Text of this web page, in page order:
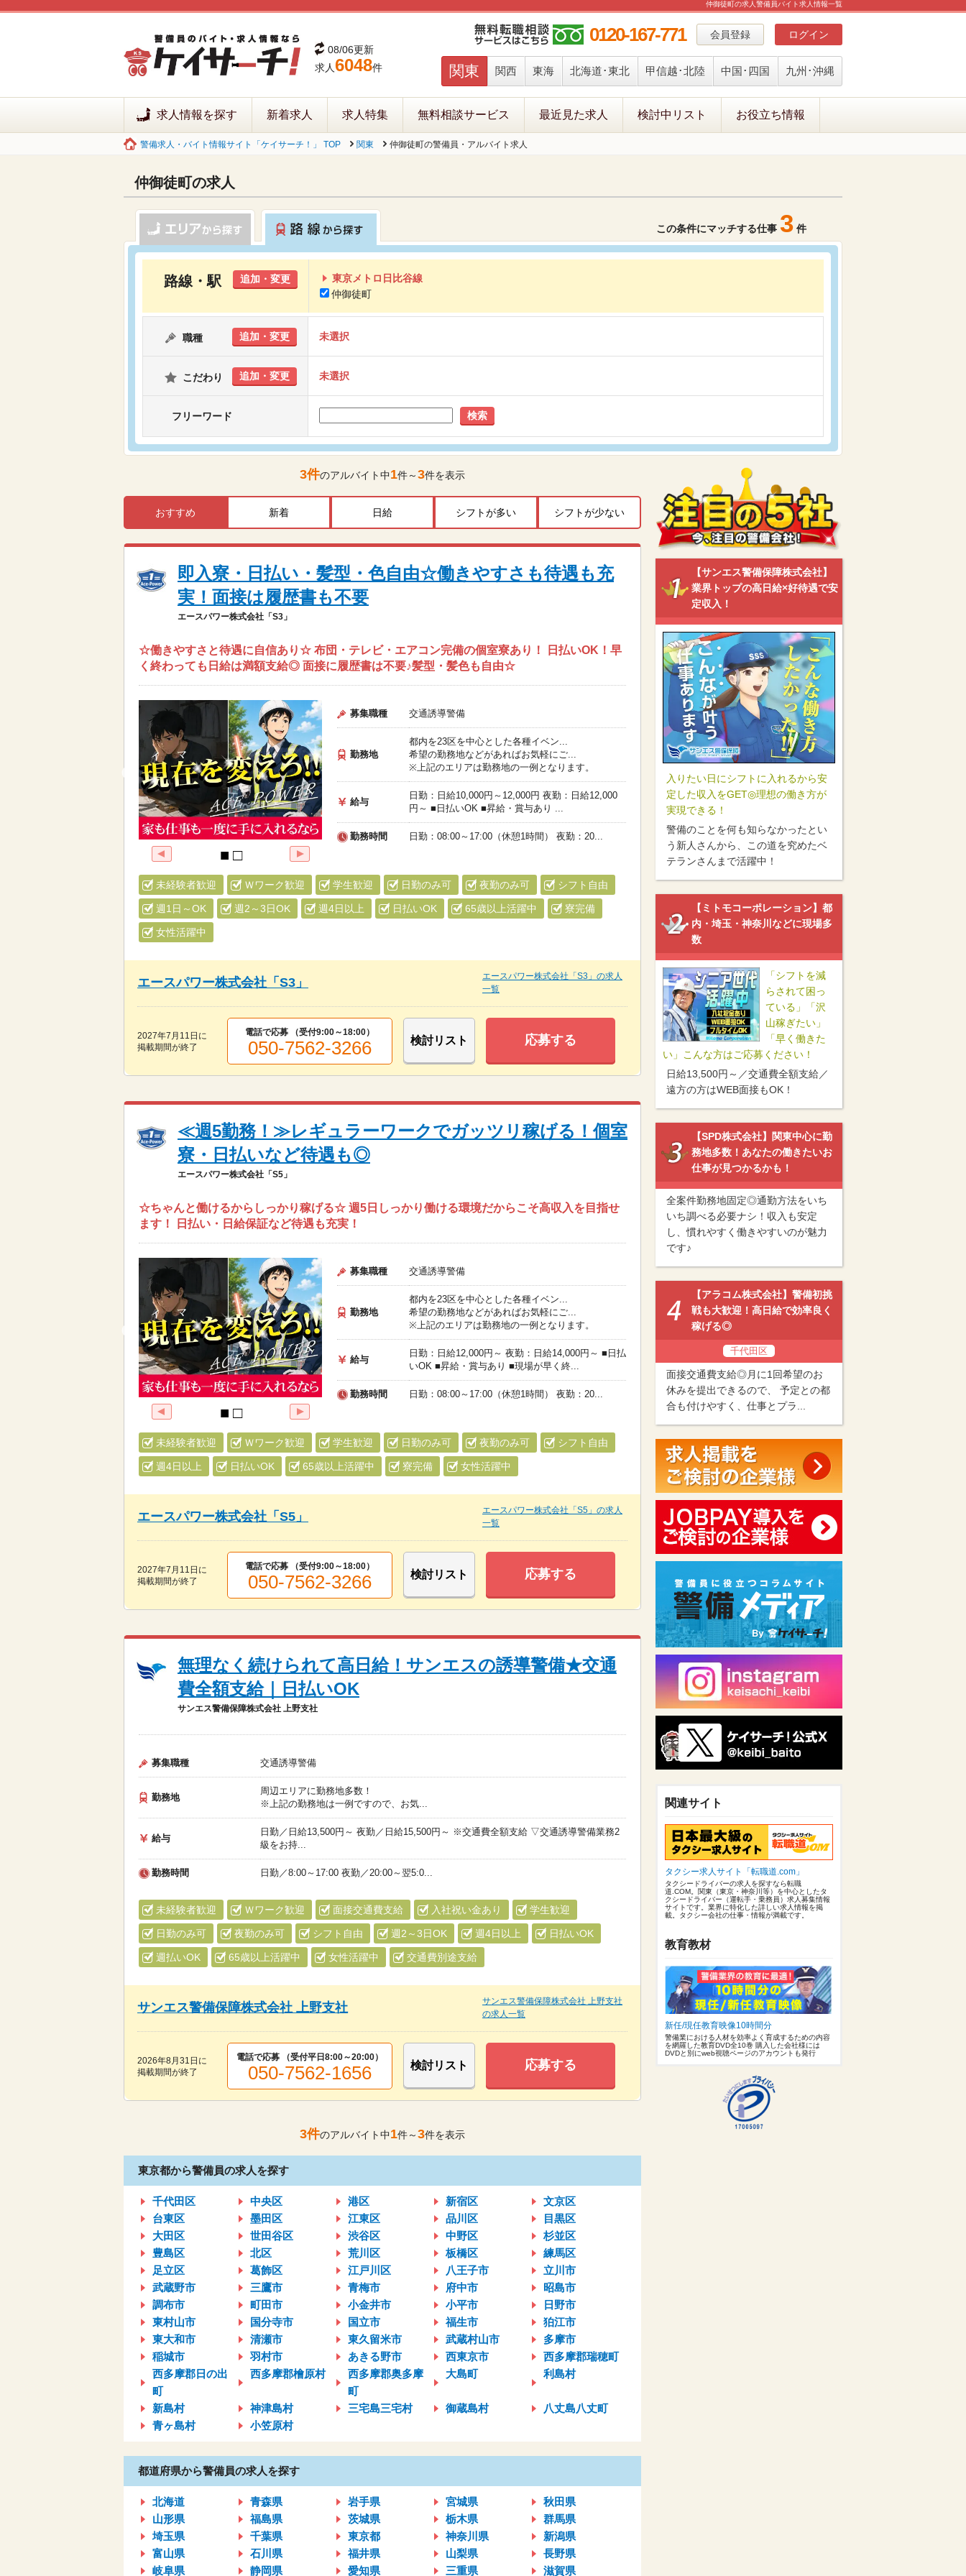
仲御徒町の求人警備員バイト求人情報一覧
08/06更新
求人6048件
会員登録 ログイン
0120-167-771
関東 関西 東海 北海道･東北 甲信越･北陸 中国･四国 九州･沖縄
求人情報を探す 新着求人 求人特集 無料相談サービス 最近見た求人 検討中リスト お役立ち情報
警備求人・バイト情報サイト「ケイサーチ！」 TOP 関東 仲御徒町の警備員・アルバイト求人
仲御徒町の求人
この条件にマッチする仕事 3 件
路線・駅 追加・変更
東京メトロ日比谷線
仲御徒町
職種 追加・変更 未選択
こだわり 追加・変更 未選択
フリーワード 検索
3件のアルバイト中1件～3件を表示
おすすめ 新着 日給 シフトが多い シフトが少ない
即入寮・日払い・髪型・色自由☆働きやすさも待遇も充
実！面接は履歴書も不要
エースパワー株式会社「S3」
☆働きやすさと待遇に自信あり☆ 布団・テレビ・エアコン完備の個室寮あり！ 日払いOK！早
く終わっても日給は満額支給◎ 面接に履歴書は不要♪髪型・髪色も自由☆
募集職種 交通誘導警備
勤務地
都内を23区を中心とした各種イベン...
希望の勤務地などがあればお気軽にご...
※上記のエリアは勤務地の一例となります。
給与
日勤：日給10,000円～12,000円 夜勤：日給12,000
円～ ■日払いOK ■昇給・賞与あり ...
勤務時間 日勤：08:00～17:00（休憩1時間） 夜勤：20...
未経験者歓迎 Ｗワーク歓迎 学生歓迎 日勤のみ可 夜勤のみ可 シフト自由
週1日～OK 週2～3日OK 週4日以上 日払いOK 65歳以上活躍中 寮完備
女性活躍中
エースパワー株式会社「S3」
エースパワー株式会社「S3」の求人
一覧
2027年7月11日 に
掲載期間が終了
電話で応募 （受付9:00～18:00）
050-7562-3266 検討リスト 応募する
≪週5勤務！≫レギュラーワークでガッツリ稼げる！個室
寮・日払いなど待遇も◎
エースパワー株式会社「S5」
☆ちゃんと働けるからしっかり稼げる☆ 週5日しっかり働ける環境だからこそ高収入を目指せ
ます！ 日払い・日給保証など待遇も充実！
募集職種 交通誘導警備
勤務地
都内を23区を中心とした各種イベン...
希望の勤務地などがあればお気軽にご...
※上記のエリアは勤務地の一例となります。
給与
日勤：日給12,000円～ 夜勤：日給14,000円～ ■日払
いOK ■昇給・賞与あり ■現場が早く終...
勤務時間 日勤：08:00～17:00（休憩1時間） 夜勤：20...
未経験者歓迎 Ｗワーク歓迎 学生歓迎 日勤のみ可 夜勤のみ可 シフト自由
週4日以上 日払いOK 65歳以上活躍中 寮完備 女性活躍中
エースパワー株式会社「S5」
エースパワー株式会社「S5」の求人
一覧
2027年7月11日 に
掲載期間が終了
電話で応募 （受付9:00～18:00）
050-7562-3266 検討リスト 応募する
無理なく続けられて高日給！サンエスの誘導警備★交通
費全額支給｜日払いOK
サンエス警備保障株式会社 上野支社
募集職種 交通誘導警備
勤務地
周辺エリアに勤務地多数！
※上記の勤務地は一例ですので、お気...
給与
日勤／日給13,500円～ 夜勤／日給15,500円～ ※交通費全額支給 ▽交通誘導警備業務2
級をお持...
勤務時間 日勤／8:00～17:00 夜勤／20:00～翌5:0...
未経験者歓迎 Ｗワーク歓迎 面接交通費支給 入社祝い金あり 学生歓迎
日勤のみ可 夜勤のみ可 シフト自由 週2～3日OK 週4日以上 日払いOK
週払いOK 65歳以上活躍中 女性活躍中 交通費別途支給
サンエス警備保障株式会社 上野支社
サンエス警備保障株式会社 上野支社
の求人一覧
2026年8月31日 に
掲載期間が終了
電話で応募 （受付平日8:00～20:00）
050-7562-1656 検討リスト 応募する
3件のアルバイト中1件～3件を表示
東京都から警備員の求人を探す
千代田区 中央区 港区 新宿区
文京区
台東区
墨田区 江東区 品川区
目黒区
大田区
世田谷区 渋谷区 中野区
杉並区
豊島区
北区 荒川区 板橋区
練馬区
足立区
葛飾区 江戸川区 八王子市
立川市
武蔵野市
三鷹市 青梅市 府中市
昭島市
調布市
町田市 小金井市 小平市
日野市
東村山市
国分寺市 国立市 福生市
狛江市
東大和市
清瀬市 東久留米市 武蔵村山市
多摩市
稲城市
羽村市 あきる野市 西東京市
西多摩郡瑞穂町
西多摩郡日の出
町
西多摩郡檜原村
西多摩郡奥多摩
町
大島町 利島村
新島村 神津島村 三宅島三宅村 御蔵島村
八丈島八丈町
青ヶ島村
小笠原村
都道府県から警備員の求人を探す
北海道 青森県 岩手県 宮城県
秋田県
山形県
福島県 茨城県 栃木県
群馬県
埼玉県
千葉県 東京都 神奈川県
新潟県
富山県
石川県 福井県 山梨県
長野県
岐阜県
静岡県 愛知県 三重県 滋賀県
【サンエス警備保障株式会社】
業界トップの高日給×好待遇で安
定収入！
入りたい日にシフトに入れるから安
定した収入をGET◎理想の働き方が
実現できる！
警備のことを何も知らなかったとい
う新人さんから、この道を究めたベ
テランさんまで活躍中！
【ミトモコーポレーション】都
内・埼玉・神奈川などに現場多
数
「シフトを減
らされて困っ
ている」「沢
山稼ぎたい」
「早く働きた
い」こんな方はご応募ください！
日給13,500円～／交通費全額支給／
遠方の方はWEB面接もOK！
【SPD株式会社】関東中心に勤
務地多数！あなたの働きたいお
仕事が見つかるかも！
全案件勤務地固定◎通勤方法をいち
いち調べる必要ナシ！収入も安定
し、慣れやすく働きやすいのが魅力
です♪
【アラコム株式会社】警備初挑
戦も大歓迎！高日給で効率良く
稼げる◎
千代田区
面接交通費支給◎月に1回希望のお
休みを提出できるので、 予定との都
合も付けやすく、仕事とプラ...
関連サイト
タクシー求人サイト「転職道.com」
タクシードライバーの求人を探すなら転職
道.COM。関東（東京・神奈川等）を中心としたタ
クシードライバー（運転手・乗務員）求人募集情報
サイトです。業界に特化した詳しい求人情報を掲
載。タクシー会社の仕事・情報が満載です。
教育教材
新任/現任教育映像10時間分
警備業における人材を効率よく育成するための内容
を網羅した教育DVD全10巻 購入した会社様には
DVDと別にweb視聴ページのアカウントも発行